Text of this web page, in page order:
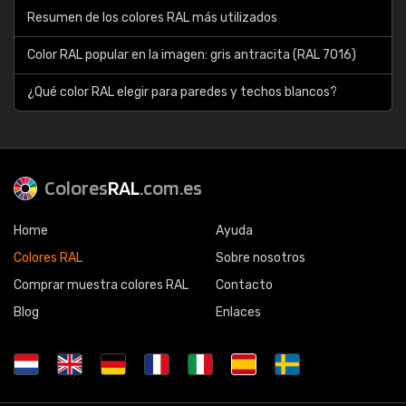
Resumen de los colores RAL más utilizados
Color RAL popular en la imagen: gris antracita (RAL 7016)
¿Qué color RAL elegir para paredes y techos blancos?
ColoresRAL.com.es
Home
Colores RAL
Comprar muestra colores RAL
Blog
Ayuda
Sobre nosotros
Contacto
Enlaces